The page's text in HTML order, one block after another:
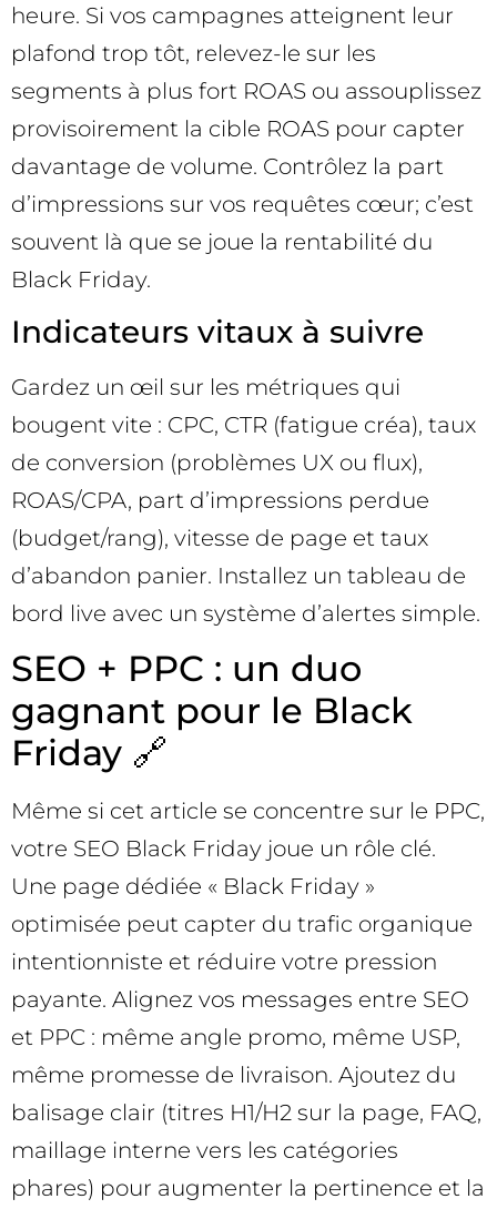
heure. Si vos campagnes atteignent leur
plafond trop tôt, relevez-le sur les
segments à plus fort ROAS ou assouplissez
provisoirement la cible ROAS pour capter
davantage de volume. Contrôlez la part
d’impressions sur vos requêtes cœur; c’est
souvent là que se joue la rentabilité du
Black Friday.
Indicateurs vitaux à suivre
Gardez un œil sur les métriques qui
bougent vite : CPC, CTR (fatigue créa), taux
de conversion (problèmes UX ou flux),
ROAS/CPA, part d’impressions perdue
(budget/rang), vitesse de page et taux
d’abandon panier. Installez un tableau de
bord live avec un système d’alertes simple.
SEO + PPC : un duo
gagnant pour le Black
Friday 🔗
Même si cet article se concentre sur le PPC,
votre SEO Black Friday joue un rôle clé.
Une page dédiée « Black Friday »
optimisée peut capter du trafic organique
intentionniste et réduire votre pression
payante. Alignez vos messages entre SEO
et PPC : même angle promo, même USP,
même promesse de livraison. Ajoutez du
balisage clair (titres H1/H2 sur la page, FAQ,
maillage interne vers les catégories
phares) pour augmenter la pertinence et la